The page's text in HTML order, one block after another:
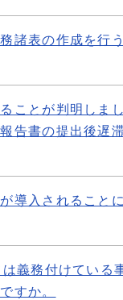
諸表の作成を行
ことが判明しま
告書の提出後遅
導入されること
義務付けている
すか。